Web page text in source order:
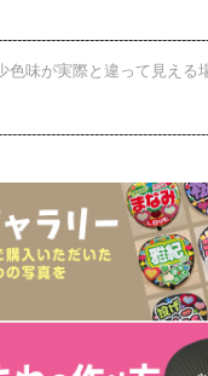
色味が実際と違って見える